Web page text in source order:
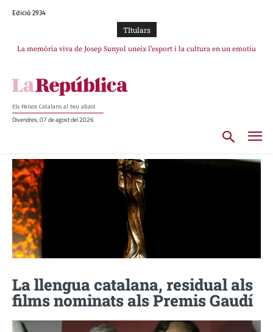
Edició 2934
TItulars
La memòria viva de Josep Sunyol uneix l’esport i la cultura en un emotiu
Els Països Catalans al teu abast
Divendres, 07 de agost del 2026
La llengua catalana, residual als
films nominats als Premis Gaudí